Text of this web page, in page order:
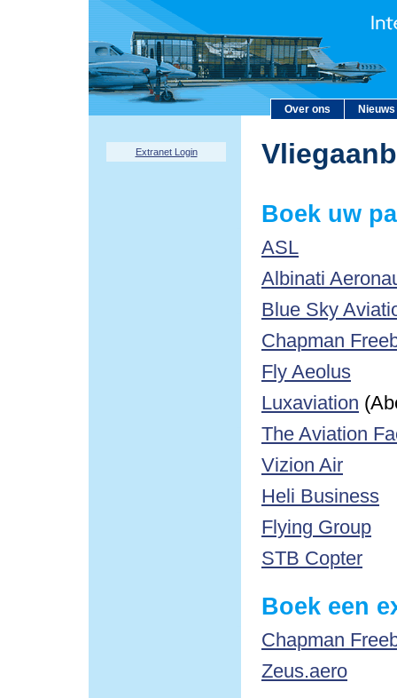
Over ons Nieuws
Extranet Login
Boek uw
ASL
Albinati
Blue Sky
Chapman
Fly Aeolus
Luxaviation
The Aviation
Vizion Air
Heli Business
Flying Group
STB Copter
Boek een
Chapman
Zeus.aero